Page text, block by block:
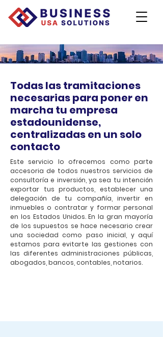
Todas las tramitaciones
necesarias para poner en
marcha tu empresa
estadounidense,
centralizadas en un solo
contacto
Este servicio lo ofrecemos como parte
accesoria de todos nuestros servicios de
consultoría e inversión, ya sea tu intención
exportar tus productos, establecer una
delegación de tu compañía, invertir en
inmuebles o contratar y formar personal
en los Estados Unidos. En la gran mayoría
de los supuestos se hace necesario crear
una sociedad como paso inicial, y aquí
estamos para evitarte las gestiones con
las diferentes administraciones públicas,
abogados, bancos, contables, notarios.